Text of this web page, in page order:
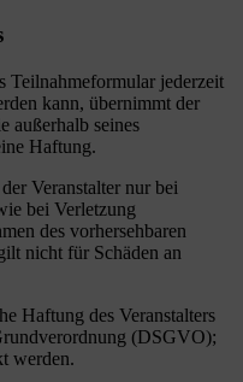
Teilnahmeformular jederzeit
kann, übernimmt der
außerhalb seines
Haftung.
Veranstalter nur bei
bei Verletzung
des vorhersehbaren
nicht für Schäden an
Haftung des Veranstalters
(DSGVO);
werden.